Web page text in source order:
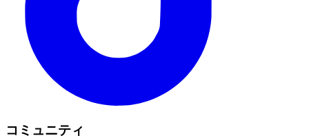
コミュニティ